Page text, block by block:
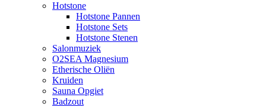
Hotstone
Hotstone Pannen
Hotstone Sets
Hotstone Stenen
Salonmuziek
O2SEA Magnesium
Etherische Oliën
Kruiden
Sauna Opgiet
Badzout